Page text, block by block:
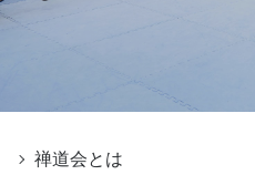
禅道会とは